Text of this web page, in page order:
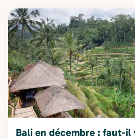
Bali en décembre : faut-il